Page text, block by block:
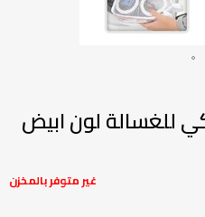
للغسالة لون ابيض
غير متوفر بالمخزن